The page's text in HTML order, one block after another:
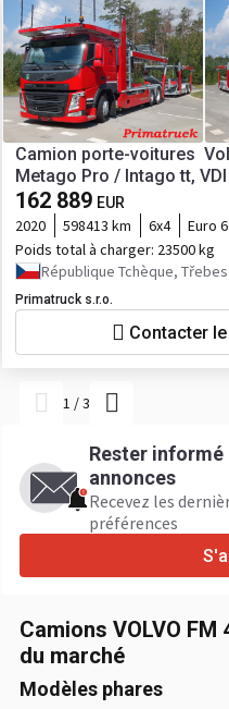
Camion porte-voitures
Metago Pro / Intago tt, VDI
162 889 EUR
2020 598413 km 6x4 Euro 6
Poids total à charger: 23500 kg
République Tchèque,
Primatruck s.r.o.
Contacter
1 /3
Rester informé
annonces
Recevez les
préférences
Camions VOLVO FM
du marché
Modèles phares